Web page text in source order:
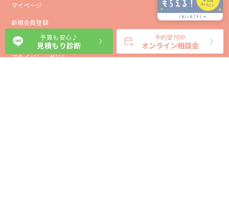
マイページ
新規会員登録
会社概要
プライバシーポリシー
予算も安心♪
見積もり診断
予約受付中
オンライン相談会